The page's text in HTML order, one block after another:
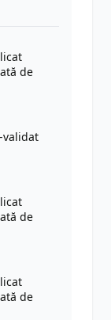
de
validat
de
de